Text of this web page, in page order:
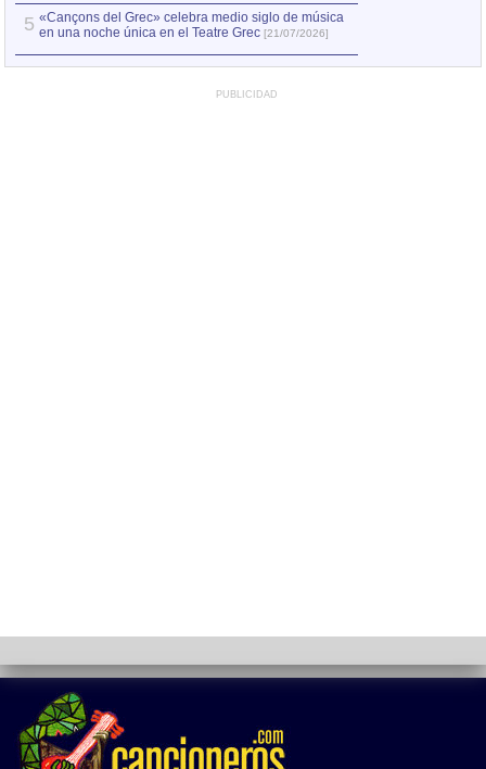
5 «Cançons del Grec» celebra medio siglo de música
en una noche única en el Teatre Grec [21/07/2026]
PUBLICIDAD